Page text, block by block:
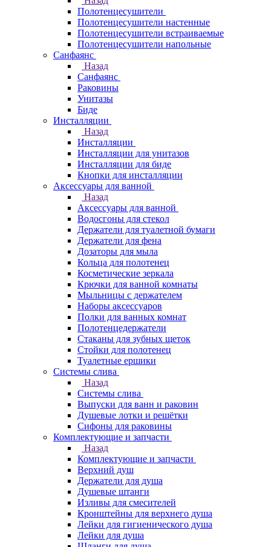
Полотенцесушители
Полотенцесушители настенные
Полотенцесушители встраиваемые
Полотенцесушители напольные
Санфаянс
Назад
Санфаянс
Раковины
Унитазы
Биде
Инсталляции
Назад
Инсталляции
Инсталляции для унитазов
Инсталляции для биде
Кнопки для инсталляции
Аксессуары для ванной
Назад
Аксессуары для ванной
Водосгоны для стекол
Держатели для туалетной бумаги
Держатели для фена
Дозаторы для мыла
Кольца для полотенец
Косметические зеркала
Крючки для ванной комнаты
Мыльницы с держателем
Наборы аксессуаров
Полки для ванных комнат
Полотенцедержатели
Стаканы для зубных щеток
Стойки для полотенец
Туалетные ершики
Системы слива
Назад
Системы слива
Выпуски для ванн и раковин
Душевые лотки и решётки
Сифоны для раковины
Комплектующие и запчасти
Назад
Комплектующие и запчасти
Верхний душ
Держатели для душа
Душевые штанги
Изливы для смесителей
Кронштейны для верхнего душа
Лейки для гигиенического душа
Лейки для душа